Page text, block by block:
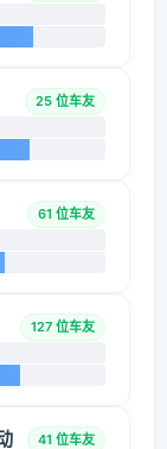
25 位车友
61 位车友
127 位车友
41 位车友